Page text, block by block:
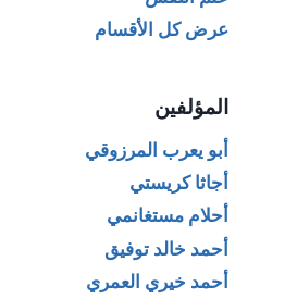
عرض كل الأقسام
المؤلفين
أبو يعرب المرزوقي
أجاثا كريستي
أحلام مستغانمي
أحمد خالد توفيق
أحمد خيري العمري